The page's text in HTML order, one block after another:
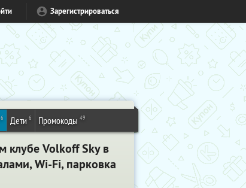
Зарегистрироваться
Дети 6 Промокоды 49
клубе Volkoff Sky в
Wi-Fi, парковка